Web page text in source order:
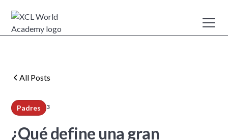
All Posts
Padres 3
¿Qué define una gran